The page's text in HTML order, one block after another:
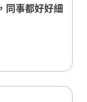
同事都好好細